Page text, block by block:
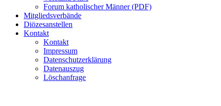
Forum katholischer Männer (PDF)
Mitgliedsverbände
Diözesanstellen
Kontakt
Kontakt
Impressum
Datenschutzerklärung
Datenauszug
Löschanfrage